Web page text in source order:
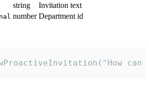
string
Invitation text
number Department id